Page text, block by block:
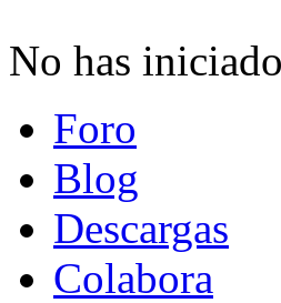
No has
Foro
Blog
Descargas
Colabora